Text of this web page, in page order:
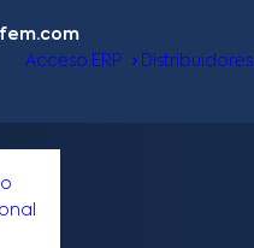
Acceso ERP
Distribuidores